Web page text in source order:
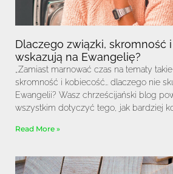
Dlaczego związki, skromność
wskazują na Ewangelię?
„Zamiast marnować czas na tematy takie
skromność i kobiecość… dlaczego nie
Ewangelii? Wasz chrześcijański blog
wszystkim dotyczyć tego, jak bardziej
Read More »